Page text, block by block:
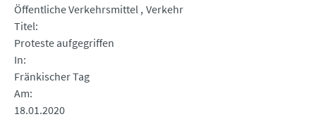
Öffentliche Verkehrsmittel Verkehr
Titel
Proteste aufgegriffen
In
Fränkischer Tag
Am
18.01.2020